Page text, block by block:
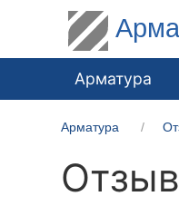
Арматура
Арматура